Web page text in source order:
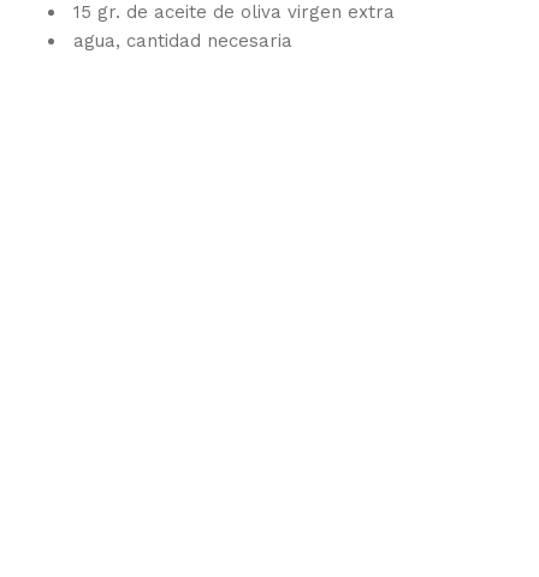
15 gr. de aceite de oliva virgen extra
agua, cantidad necesaria